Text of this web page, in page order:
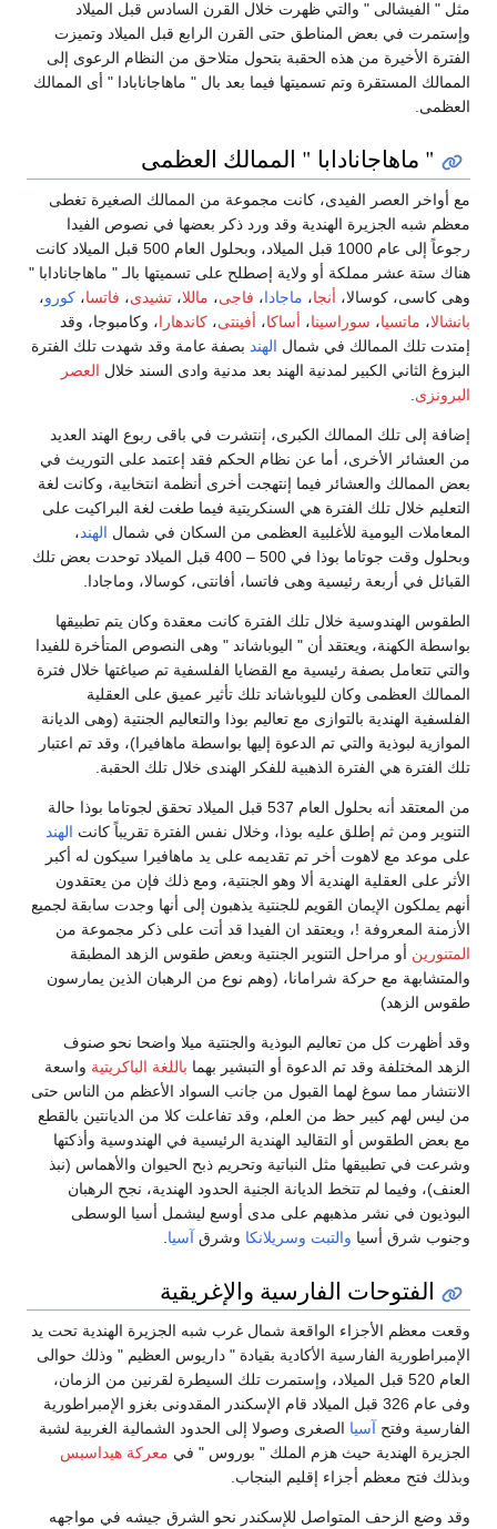
مثل " الفيشالى " والتي ظهرت خلال القرن السادس قبل الميلاد
وإستمرت في بعض المناطق حتى القرن الرابع قبل الميلاد وتميزت
الفترة الأخيرة من هذه الحقبة بتحول متلاحق من النظام الرعوى إلى
الممالك المستقرة وتم تسميتها فيما بعد بال " ماهاجانابادا " أى الممالك
العظمى.
" ماهاجانادابا " الممالك العظمى
مع أواخر العصر الفيدى، كانت مجموعة من الممالك الصغيرة تغطى
معظم شبه الجزيرة الهندية وقد ورد ذكر بعضها في نصوص الفيدا
رجوعاً إلى عام 1000 قبل الميلاد، وبحلول العام 500 قبل الميلاد كانت
هناك ستة عشر مملكة أو ولاية إصطلح على تسميتها بالـ " ماهاجانادابا "
وهى كاسى، كوسالا، أنجا، ماجادا، فاجى، ماللا، تشيدى، فاتسا، كورو،
بانشالا، ماتسيا، سوراسينا، أساكا، أفينتى، كاندهارا، وكامبوجا، وقد
إمتدت تلك الممالك في شمال الهند بصفة عامة وقد شهدت تلك الفترة
البزوغ الثاني الكبير لمدنية الهند بعد مدنية وادى السند خلال العصر
البرونزى
إضافة إلى تلك الممالك الكبرى، إنتشرت في باقى ربوع الهند العديد
من العشائر الأخرى، أما عن نظام الحكم فقد إعتمد على التوريث في
بعض الممالك والعشائر فيما إنتهجت أخرى أنظمة انتخابية، وكانت لغة
التعليم خلال تلك الفترة هي السنكريتية فيما طغت لغة البراكيت على
المعاملات اليومية للأغلبية العظمى من السكان في شمال الهند،
وبحلول وقت جوتاما بوذا في 500 – 400 قبل الميلاد توحدت بعض تلك
القبائل في أربعة رئيسية وهى فاتسا، أفانتى، كوسالا، وماجادا.
الطقوس الهندوسية خلال تلك الفترة كانت معقدة وكان يتم تطبيقها
بواسطة الكهنة، ويعتقد أن " اليوباشاند " وهى النصوص المتأخرة للفيدا
والتي تتعامل بصفة رئيسية مع القضايا الفلسفية تم صياغتها خلال فترة
الممالك العظمى وكان لليوباشاند تلك تأثير عميق على العقلية
الفلسفية الهندية بالتوازى مع تعاليم بوذا والتعاليم الجنتية (وهى الديانة
الموازية لبوذية والتي تم الدعوة إليها بواسطة ماهافيرا)، وقد تم اعتبار
تلك الفترة هي الفترة الذهبية للفكر الهندى خلال تلك الحقبة.
من المعتقد أنه بحلول العام 537 قبل الميلاد تحقق لجوتاما بوذا حالة
التنوير ومن ثم إطلق عليه بوذا، وخلال نفس الفترة تقريباً كانت الهند
على موعد مع لاهوت أخر تم تقديمه على يد ماهافيرا سيكون له أكبر
الأثر على العقلية الهندية ألا وهو الجنتية، ومع ذلك فإن من يعتقدون
أنهم يملكون الإيمان القويم للجنتية يذهبون إلى أنها وجدت سابقة لجميع
الأزمنة المعروفة !، ويعتقد ان الفيدا قد أتت على ذكر مجموعة من
المتنورين أو مراحل التنوير الجنتية وبعض طقوس الزهد المطبقة
والمتشابهة مع حركة شرامانا، (وهم نوع من الرهبان الذين يمارسون
طقوس الزهد)
وقد أظهرت كل من تعاليم البوذية والجنتية ميلا واضحا نحو صنوف
الزهد المختلفة وقد تم الدعوة أو التبشير بهما باللغة الباكريتية واسعة
الانتشار مما سوغ لهما القبول من جانب السواد الأعظم من الناس حتى
من ليس لهم كبير حظ من العلم، وقد تفاعلت كلا من الديانتين بالقطع
مع بعض الطقوس أو التقاليد الهندية الرئيسية في الهندوسية وأذكتها
وشرعت في تطبيقها مثل النباتية وتحريم ذبح الحيوان والأهماس (نبذ
العنف)، وفيما لم تتخط الديانة الجنية الحدود الهندية، نجح الرهبان
البوذيون في نشر مذهبهم على مدى أوسع ليشمل أسيا الوسطى
وجنوب شرق أسيا والتبت وسريلانكا وشرق آسيا
الفتوحات الفارسية والإغريقية
وقعت معظم الأجزاء الواقعة شمال غرب شبه الجزيرة الهندية تحت يد
الإمبراطورية الفارسية الأكادية بقيادة " داريوس العظيم " وذلك حوالى
العام 520 قبل الميلاد، وإستمرت تلك السيطرة لقرنين من الزمان،
وفى عام 326 قبل الميلاد قام الإسكندر المقدونى بغزو الإمبراطورية
الفارسية وفتح آسيا الصغرى وصولا إلى الحدود الشمالية الغربية لشبة
الجزيرة الهندية حيث هزم الملك " بوروس " في معركة هيداسبس
وبذلك فتح معظم أجزاء إقليم البنجاب.
وقد وضع الزحف المتواصل للإسكندر نحو الشرق جيشه في مواجهه